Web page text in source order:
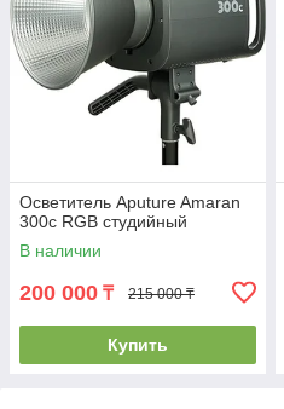
Осветитель Aputure Amaran
300c RGB студийный
В наличии
200 000 ₸ 215 000 ₸
Купить